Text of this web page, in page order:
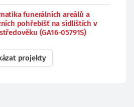
funerálních areálů a
pohřebišť na sídlištích v
(GA16-05791S)
projekty